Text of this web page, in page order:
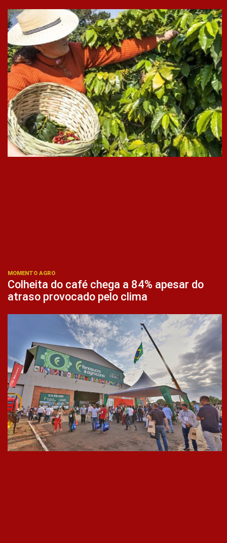
MOMENTO AGRO
Colheita do café chega a 84% apesar do
atraso provocado pelo clima